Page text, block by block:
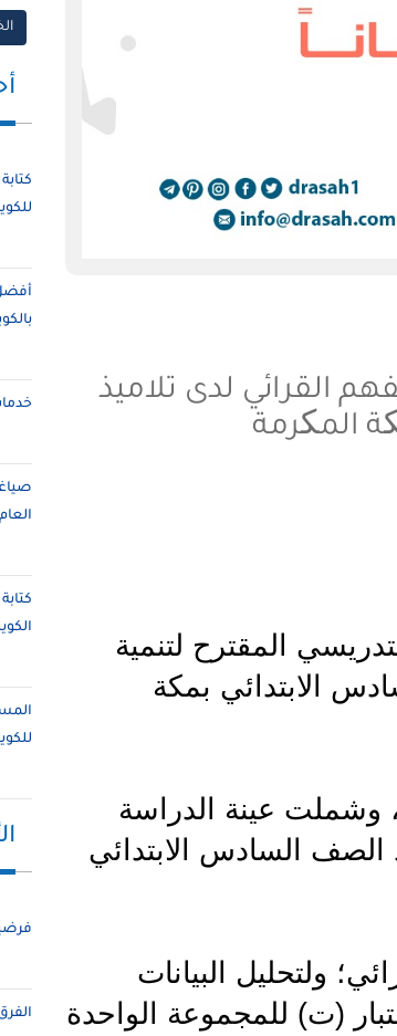
القرائي لدى تلاميذ
المکرمة
المقترح لتنمية
الابتدائي بمکة
وشملت عينة الدراسة
الصف السادس الابتدائي
ولتحليل البيانات
(ت) للمجموعة الواحدة
العام